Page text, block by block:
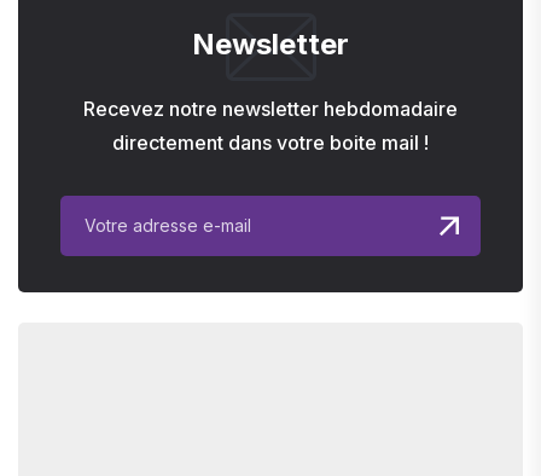
Newsletter
Recevez notre newsletter hebdomadaire
directement dans votre boite mail !